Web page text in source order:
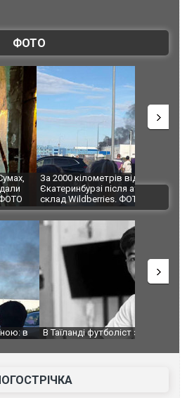
ФОТО
від кордону з Україною: в
атаки дронів загорівся
ФОТО. ВІДЕО
"Мої
ВІДЕО
загинув від удару